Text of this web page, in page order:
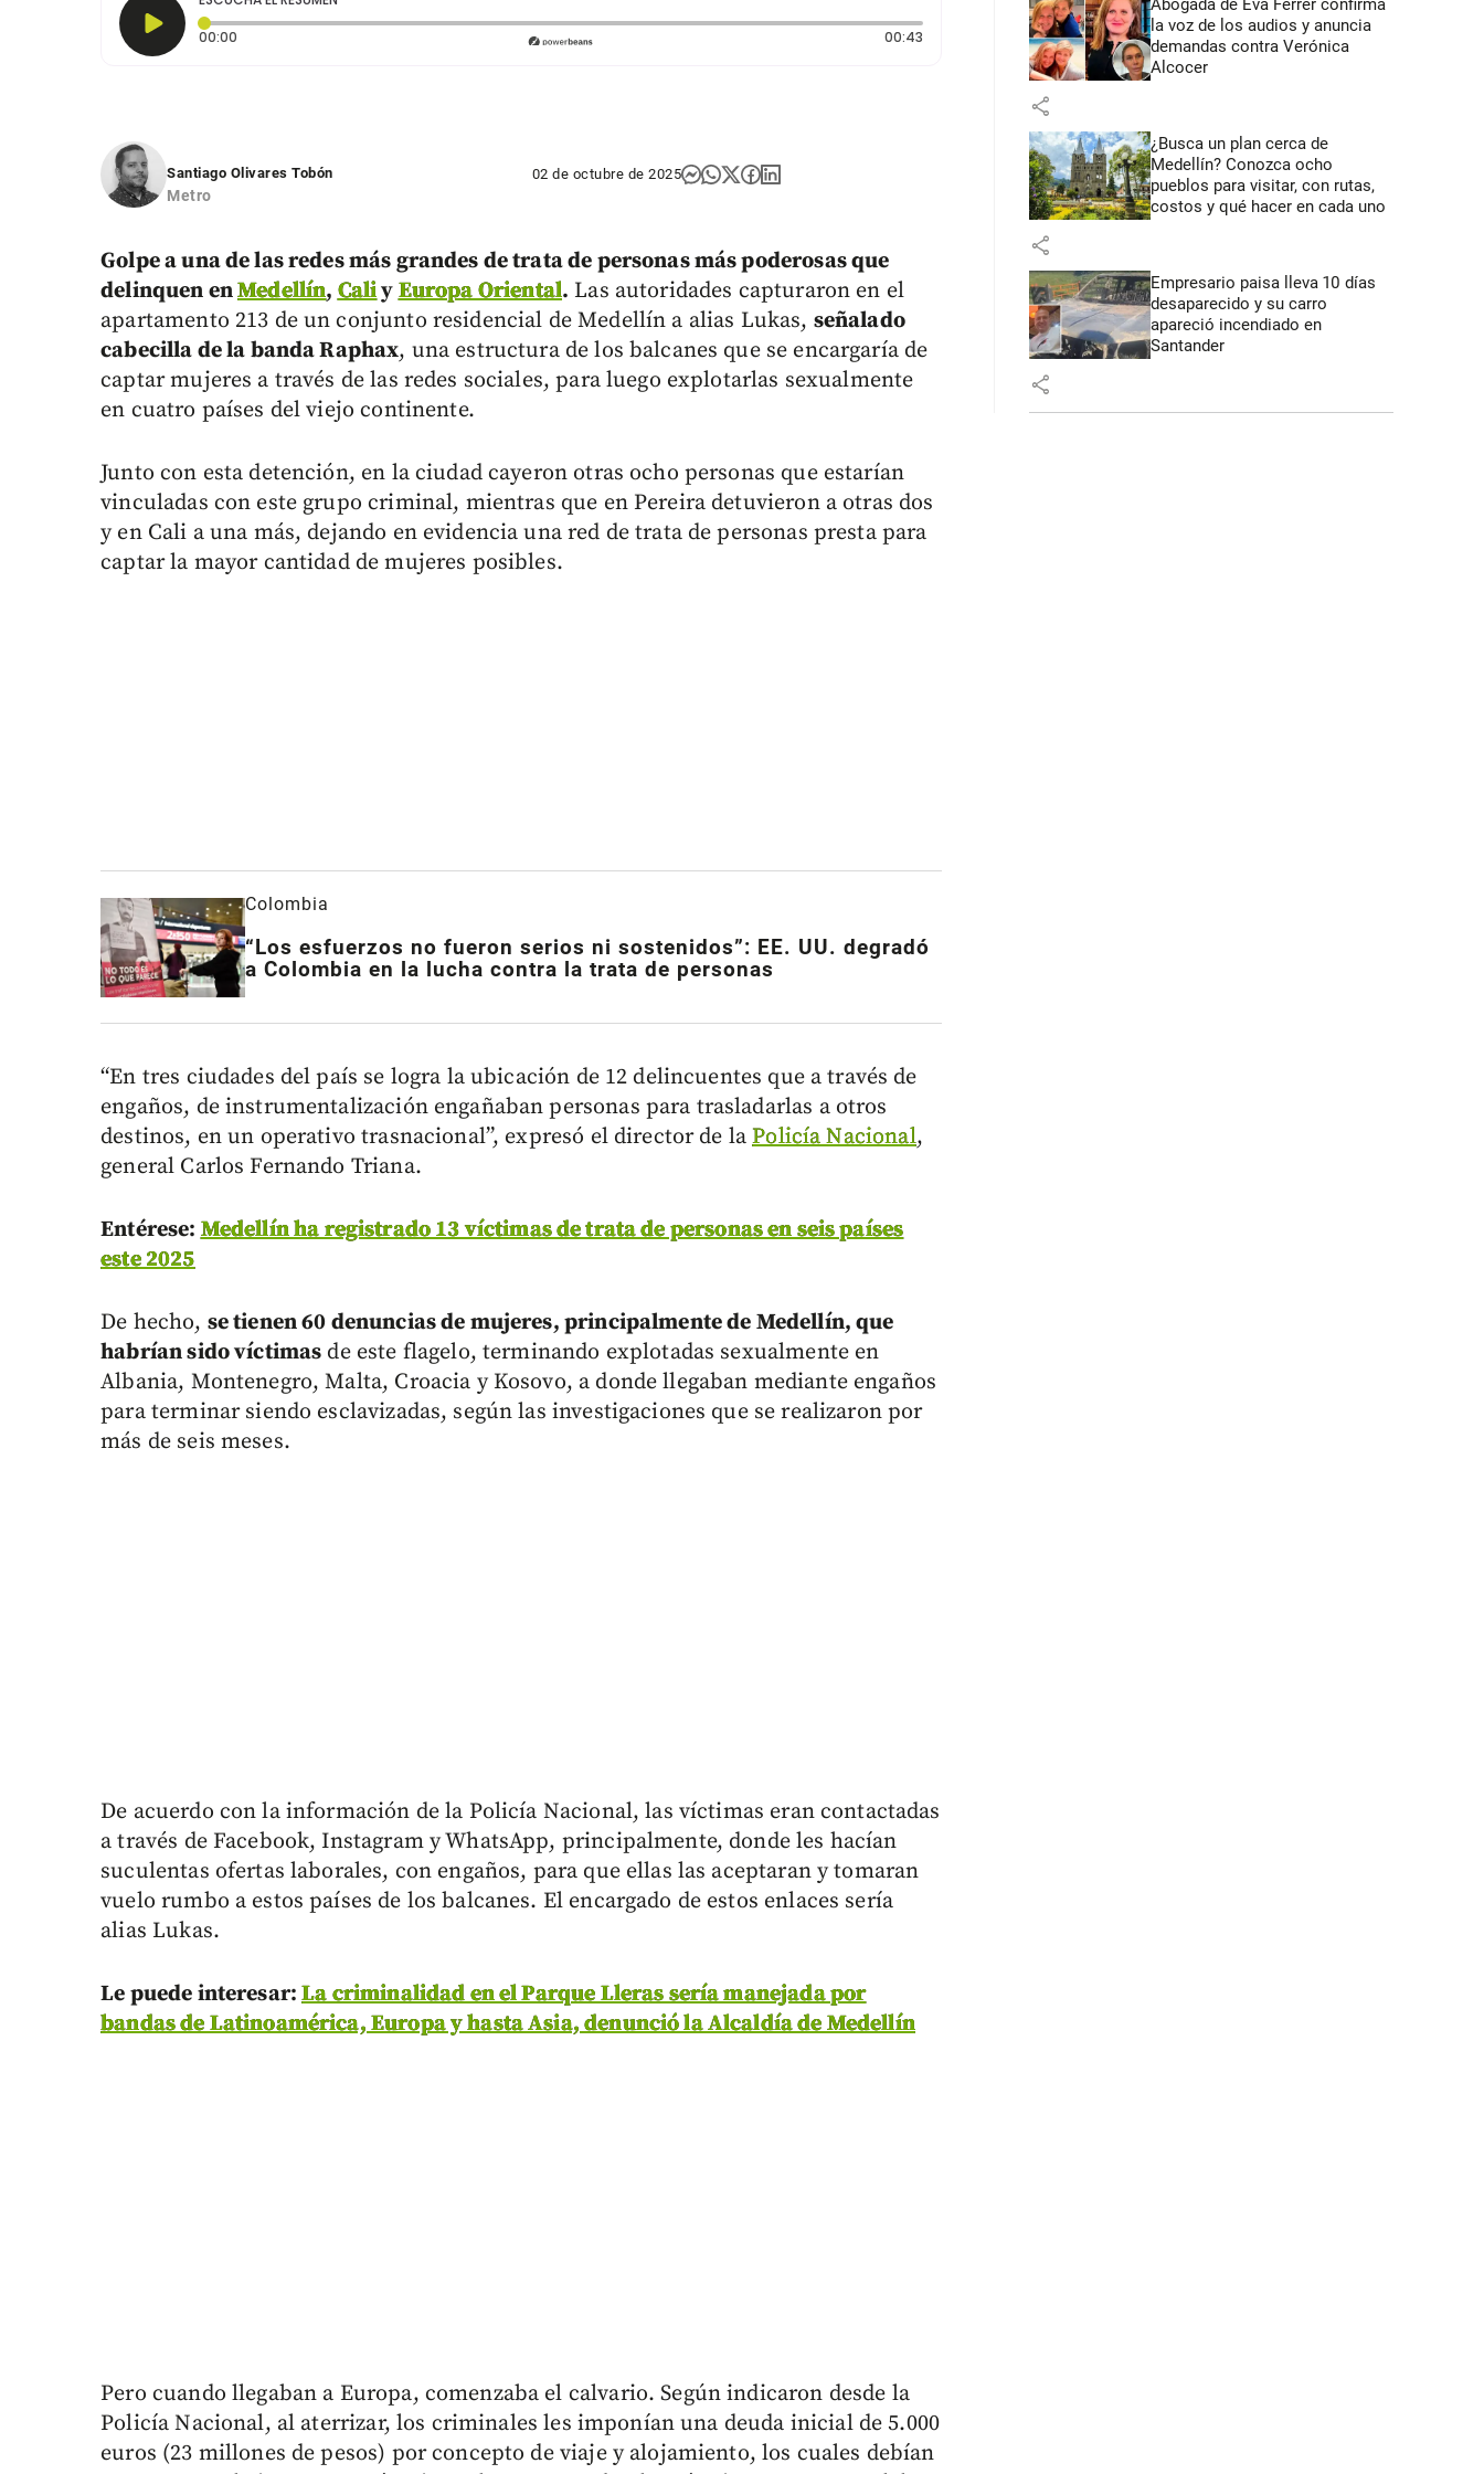
00:00
00:43Duración: 43 segundos
Santiago Olivares Tobón
Metro
02 de octubre de 2025
Golpe a una de las redes más grandes de trata de personas más poderosas que
delinquen enMedellín,CaliyEuropa Oriental. Las autoridades capturaron en el
apartamento 213 de un conjunto residencial de Medellín a alias Lukas, señalado
cabecilla de la banda Raphax, una estructura de los balcanes que se encargaría de
captar mujeres a través de las redes sociales, para luego explotarlas sexualmente
en cuatro países del viejo continente.
Junto con esta detención, en la ciudad cayeron otras ocho personas que estarían
vinculadas con este grupo criminal, mientras que en Pereira detuvieron a otras dos
y en Cali a una más, dejando en evidencia una red de trata de personas presta para
captar la mayor cantidad de mujeres posibles.
Colombia
“Los esfuerzos no fueron serios ni sostenidos”: EE. UU. degradó
a Colombia en la lucha contra la trata de personas
“En tres ciudades del país se logra la ubicación de 12 delincuentes que a través de
engaños, de instrumentalización engañaban personas para trasladarlas a otros
destinos, en un operativo trasnacional”, expresó el director de laPolicía Nacional,
general Carlos Fernando Triana.
Entérese:Medellín ha registrado 13 víctimas de trata de personas en seis países
este 2025
De hecho, se tienen 60 denuncias de mujeres, principalmente de Medellín, que
habrían sido víctimas de este flagelo, terminando explotadas sexualmente en
Albania, Montenegro, Malta, Croacia y Kosovo, a donde llegaban mediante engaños
para terminar siendo esclavizadas, según las investigaciones que se realizaron por
más de seis meses.
De acuerdo con la información de la Policía Nacional, las víctimas eran contactadas
a través de Facebook, Instagram y WhatsApp, principalmente, donde les hacían
suculentas ofertas laborales, con engaños, para que ellas las aceptaran y tomaran
vuelo rumbo a estos países de los balcanes. El encargado de estos enlaces sería
alias Lukas.
Le puede interesar:La criminalidad en el Parque Lleras sería manejada por
bandas de Latinoamérica, Europa y hasta Asia, denunció la Alcaldía de Medellín
Pero cuando llegaban a Europa, comenzaba el calvario. Según indicaron desde la
Policía Nacional, al aterrizar, los criminales les imponían una deuda inicial de 5.000
euros (23 millones de pesos) por concepto de viaje y alojamiento, los cuales debían
Abogada de Eva Ferrer confirma
la voz de los audios y anuncia
demandas contra Verónica
Alcocer
share
¿Busca un plan cerca de
Medellín? Conozca ocho
pueblos para visitar, con rutas,
costos y qué hacer en cada uno
share
Empresario paisa lleva 10 días
desaparecido y su carro
apareció incendiado en
Santander
share